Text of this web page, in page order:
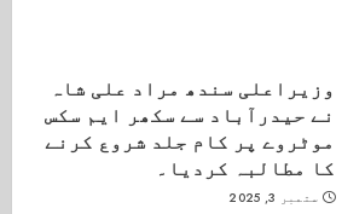
وزیراعلی سندھ مراد علی شاہ
نے حیدرآباد سے سکھر ایم سکس
موٹروے پر کام جلد شروع کرنے
کا مطالبہ کردیا۔
ستمبر 3, 2025